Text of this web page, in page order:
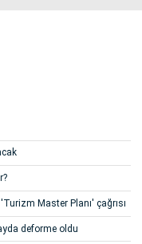
Master Planı' çağrısı
deforme oldu